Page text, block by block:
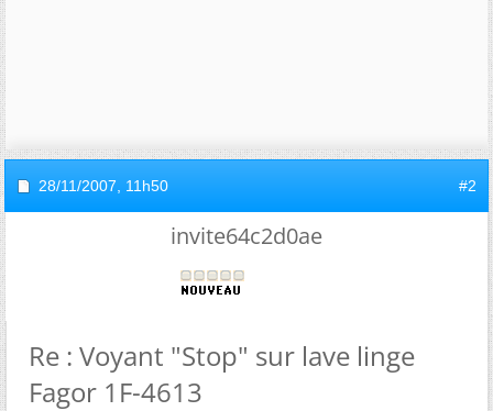
28/11/2007, 11h50 #2
invite64c2d0ae
Re : Voyant "Stop" sur lave linge
Fagor 1F-4613